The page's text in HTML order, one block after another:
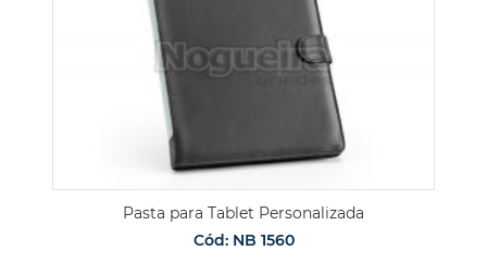
Pasta para Tablet Personalizada
Cód: NB 1560